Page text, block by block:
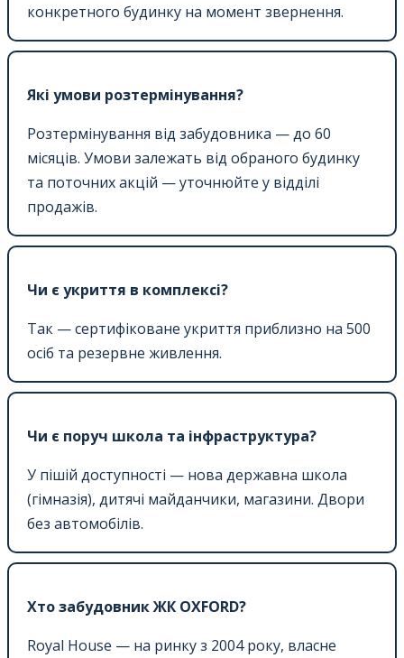
конкретного будинку на момент звернення.
Які умови розтермінування?
Розтермінування від забудовника — до 60
місяців. Умови залежать від обраного будинку
та поточних акцій — уточнюйте у відділі
продажів.
Чи є укриття в комплексі?
Так — сертифіковане укриття приблизно на 500
осіб та резервне живлення.
Чи є поруч школа та інфраструктура?
У пішій доступності — нова державна школа
(гімназія), дитячі майданчики, магазини. Двори
без автомобілів.
Хто забудовник ЖК OXFORD?
Royal House — на ринку з 2004 року, власне